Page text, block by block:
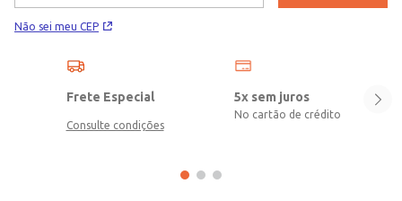
Não sei meu CEP
Frete Especial
Consulte condições
5x sem juros
No cartão de crédito